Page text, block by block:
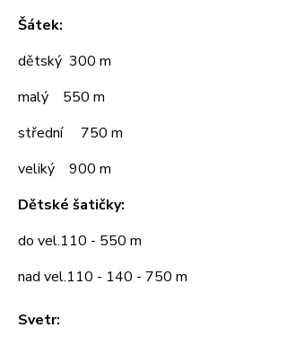
Šátek:
dětský 300 m
malý 550 m
střední 750 m
veliký 900 m
Dětské šatičky:
do vel.110 - 550 m
nad vel.110 - 140 - 750 m
Svetr: